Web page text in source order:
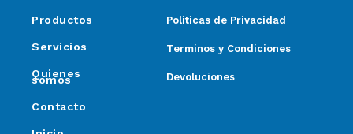
Productos
Servicios
Quienes
somos
Contacto
Politicas de Privacidad
Terminos y Condiciones
Devoluciones